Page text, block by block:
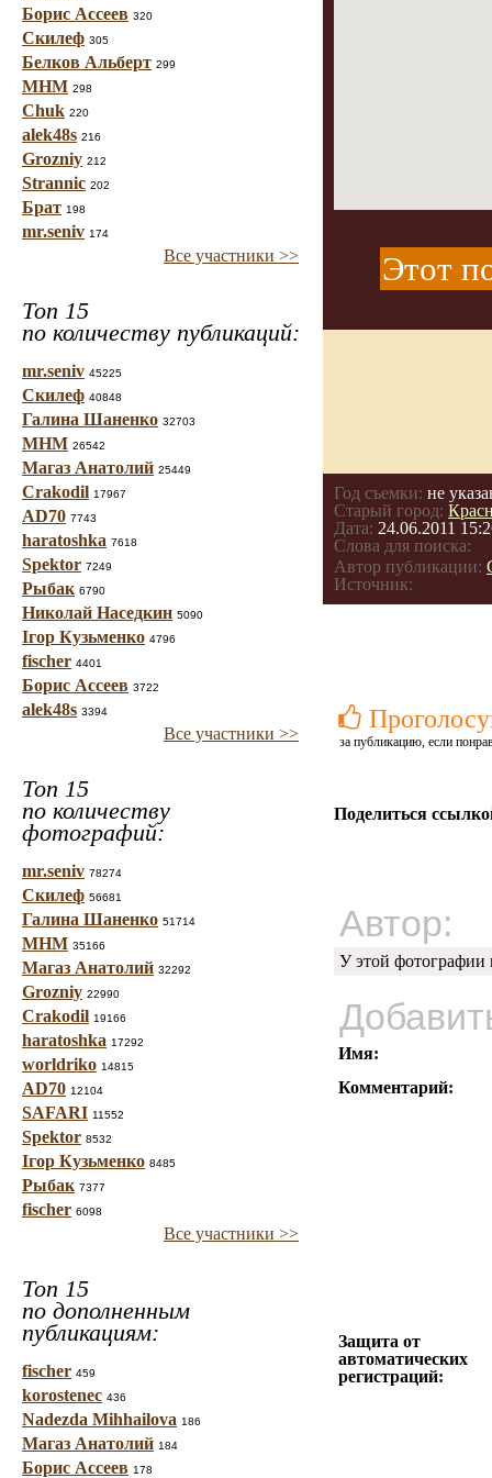
Борис Ассеев 320
Скилеф 305
Белков Альберт 299
МНМ 298
Chuk 220
alek48s 216
Grozniy 212
Strannic 202
Брат 198
mr.seniv 174
Все участники >>
Топ 15
по количеству публикаций:
mr.seniv 45225
Скилеф 40848
Галина Шаненко 32703
МНМ 26542
Магаз Анатолий 25449
Crakodil 17967
AD70 7743
haratoshka 7618
Spektor 7249
Рыбак 6790
Николай Наседкин 5090
Ігор Кузьменко 4796
fischer 4401
Борис Ассеев 3722
alek48s 3394
Все участники >>
Топ 15
по количеству
фотографий:
mr.seniv 78274
Скилеф 56681
Галина Шаненко 51714
МНМ 35166
Магаз Анатолий 32292
Grozniy 22990
Crakodil 19166
haratoshka 17292
worldriko 14815
AD70 12104
SAFARI 11552
Spektor 8532
Ігор Кузьменко 8485
Рыбак 7377
fischer 6098
Все участники >>
Топ 15
по дополненным
публикациям:
fischer 459
korostenec 436
Nadezda Mihhailova 186
Магаз Анатолий 184
Борис Ассеев 178
Этот
Год съемки: не
Старый город:
Дата: 24.06.2011
Слова для поиска:
Автор публикации:
Источник:
за публикацию, если
Поделиться
Автор:
У этой фотографии
Имя:
Комментарий:
Защита от
автоматических
регистраций: